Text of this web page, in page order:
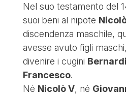
Nel suo testamento del
suoi beni al nipote
discendenza maschile,
avesse avuto figli
divenire i cugini
Francesco.
Né Nicolò V, né